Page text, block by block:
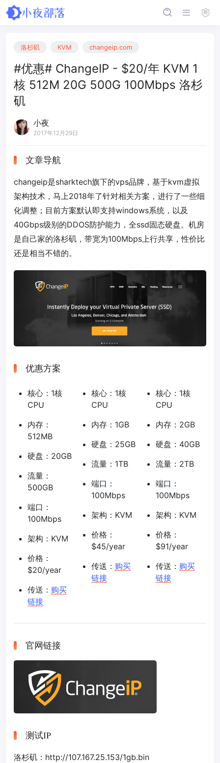
洛杉矶 KVM changeip.com
#优惠# ChangeIP - $20/年 KVM 1
核 512M 20G 500G 100Mbps 洛杉
矶
小夜
2017年12月29日
文章导航
changeip是sharktech旗下的vps品牌，基于kvm虚拟
架构技术，马上2018年了针对相关方案，进行了一些细
化调整；目前方案默认即支持windows系统，以及
40Gbps级别的DDOS防护能力，全ssd固态硬盘。机房
是自己家的洛杉矶，带宽为100Mbps上行共享，性价比
还是相当不错的。
优惠方案
核心：1核
CPU
内存：
512MB
硬盘：20GB
流量：
500GB
端口：
100Mbps
架构：KVM
价格：
$20/year
传送： 购买
链接
核心：1核
CPU
内存：1GB
硬盘：25GB
流量：1TB
端口：
100Mbps
架构：KVM
价格：
$45/year
传送： 购买
链接
核心：1核
CPU
内存：2GB
硬盘：40GB
流量：2TB
端口：
100Mbps
架构：KVM
价格：
$91/year
传送： 购买
链接
官网链接
测试IP
洛杉矶：http://107.167.25.153/1gb.bin